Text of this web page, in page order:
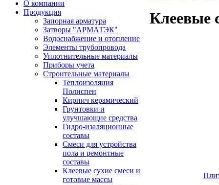
О компании
Продукция
Запорная арматура
Затворы "АРМАТЭК"
Водоснабжение и отопление
Элементы трубопровода
Уплотнительные материалы
Приборы учета
Строительные материалы
Теплоизоляция
Полиспен
Кирпич керамический
Грунтовки и
улучшающие средства
Гидро-изаляционные
составы
Смеси для устройства
пола и ремонтные
составы
Клеевые сухие смеси и
готовые массы
Клеевые